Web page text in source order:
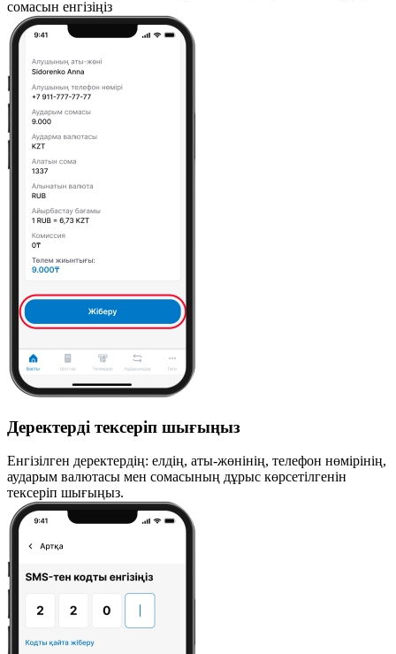
сомасын енгізіңіз
Деректерді тексеріп шығыңыз
Енгізілген деректердің: елдің, аты-жөнінің, телефон нөмірінің,
аударым валютасы мен сомасының дұрыс көрсетілгенін
тексеріп шығыңыз.